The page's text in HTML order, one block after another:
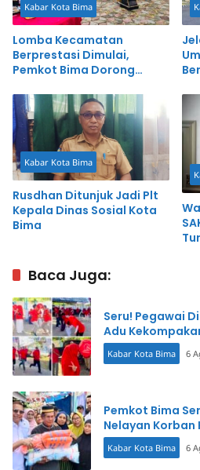
Kabar Kota Bima
Lomba Kecamatan
Berprestasi Dimulai,
Pemkot Bima Dorong
Cepat
Kabar Kota Bima
Rusdhan Ditunjuk Jadi Plt
Kepala Dinas Sosial Kota
Bima
Baca Juga:
Seru! Pegawai
Adu
Kabar Kota Bima 6
Pemkot Bima
Nelayan
Kabar Kota Bima 6